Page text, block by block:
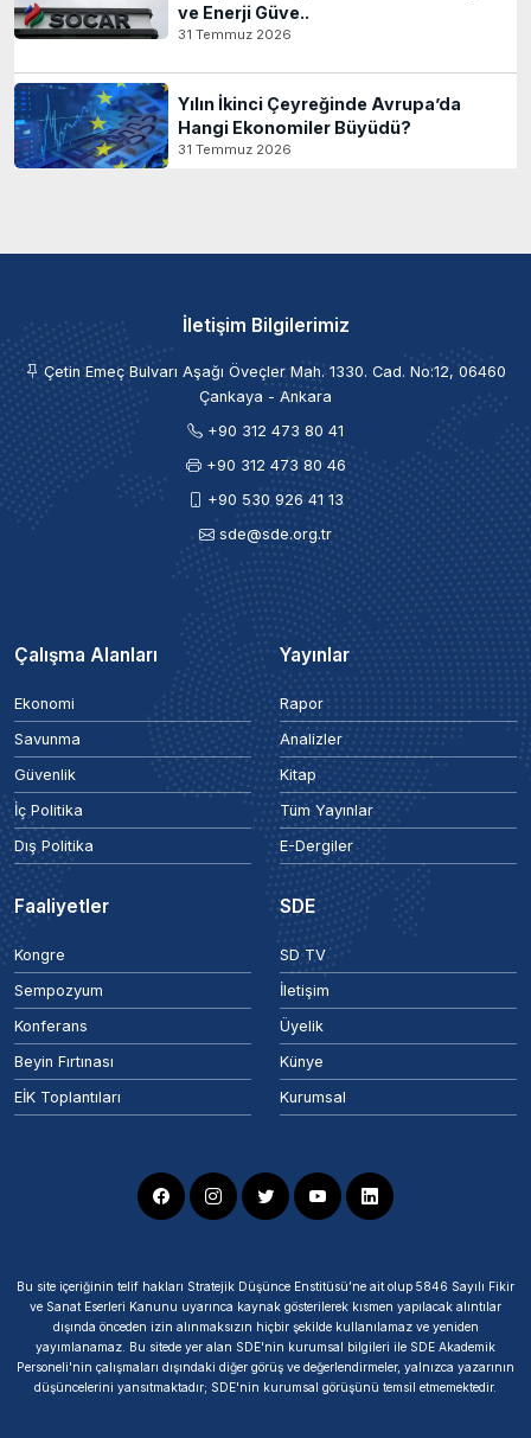
ve Enerji Güve..
31 Temmuz 2026
Yılın İkinci Çeyreğinde Avrupa’da
Hangi Ekonomiler Büyüdü?
31 Temmuz 2026
İletişim Bilgilerimiz
Çetin Emeç Bulvarı Aşağı Öveçler Mah. 1330. Cad. No:12, 06460
Çankaya - Ankara
+90 312 473 80 41
+90 312 473 80 46
+90 530 926 41 13
sde@sde.org.tr
Çalışma Alanları
Ekonomi
Savunma
Güvenlik
İç Politika
Dış Politika
Yayınlar
Rapor
Analizler
Kitap
Tüm Yayınlar
E-Dergiler
Faaliyetler
Kongre
Sempozyum
Konferans
Beyin Fırtınası
EİK Toplantıları
SDE
SD TV
İletişim
Üyelik
Künye
Kurumsal
Bu site içeriğinin telif hakları Stratejik Düşünce Enstitüsü’ne ait olup 5846 Sayılı Fikir
ve Sanat Eserleri Kanunu uyarınca kaynak gösterilerek kısmen yapılacak alıntılar
dışında önceden izin alınmaksızın hiçbir şekilde kullanılamaz ve yeniden
yayımlanamaz. Bu sitede yer alan SDE'nin kurumsal bilgileri ile SDE Akademik
Personeli'nin çalışmaları dışındaki diğer görüş ve değerlendirmeler, yalnızca yazarının
düşüncelerini yansıtmaktadır; SDE'nin kurumsal görüşünü temsil etmemektedir.